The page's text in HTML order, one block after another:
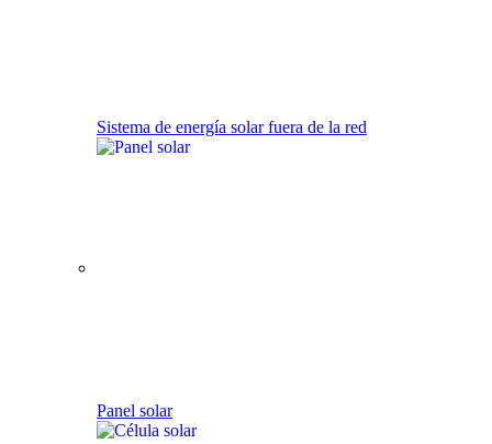
Sistema de energía solar fuera de la red
Panel solar